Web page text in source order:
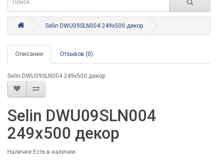
Selin DWU09SLN004 249x500 декор
Описание Отзывов (0)
Selin DWU09SLN004 249x500 декор
Selin DWU09SLN004
249x500 декор
Наличие:Есть в наличии